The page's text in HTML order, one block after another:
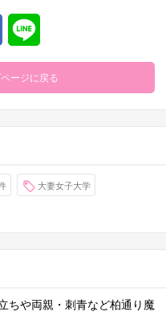
ージに戻る
大妻女子大学
ちや両親・刺青など柏通り魔